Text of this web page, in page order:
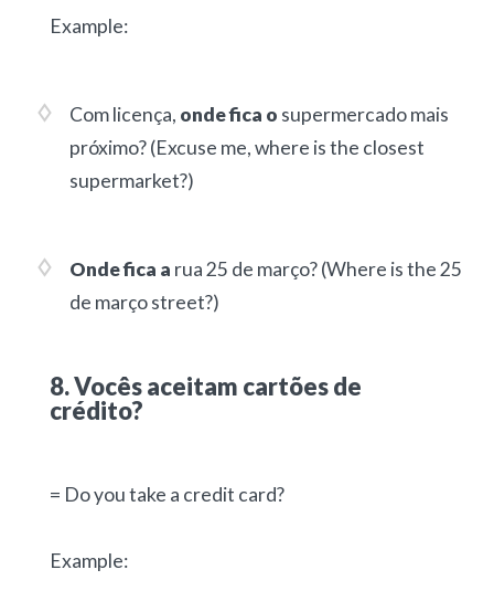
Example:
Com licença, onde fica o supermercado mais
próximo?(Excuse me, where is the closest
supermarket?)
Onde fica a rua 25 de março?(Where is the 25
de março street?)
8. Vocês aceitam cartões de
crédito?
= Do you take a credit card?
Example: